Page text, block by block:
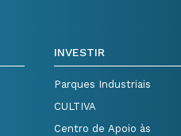
INVESTIR
Parques Industriais
CULTIVA
Centro de Apoio às